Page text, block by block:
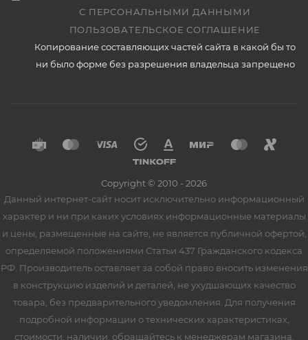
С ПЕРСОНАЛЬНЫМИ ДАННЫМИ
ПОЛЬЗОВАТЕЛЬСКОЕ СОГЛАШЕНИЕ
Копирование составляющих частей сайта в какой бы то
ни было форме без разрешения владельца запрещено
Copyright © 2010 - 2026
Данный интернет-сайт носит исключительно информационный
характер и ни при каких условиях информационные материалы
и цены, размещенные на сайте, не является публичной офертой,
определяемой положениями Статьи 437 Гражданского кодекса
РФ. Производитель оставляет за собой право вносить изменения
в конструкцию изделий и деталей, не ухудшающих качество
товара, без предварительного уведомления. Для получения
подробной информации о технических характеристиках,
стоимости, наличии, обращайтесь к менеджерам магазина.